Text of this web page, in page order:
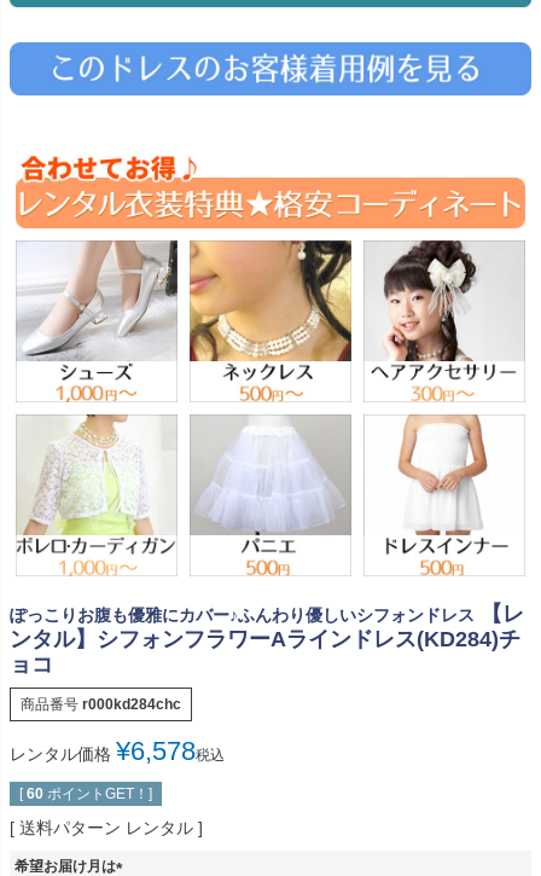
ぽっこりお腹も優雅にカバー♪ふんわり優しいシフォンドレス
【レ
ンタル】シフォンフラワーAラインドレス(KD284)チ
ョコ
商品番号 r000kd284chc
レンタル価格 ¥6,578税込
[ 60 ポイントGET！]
送料パターン レンタル
希望お届け月は